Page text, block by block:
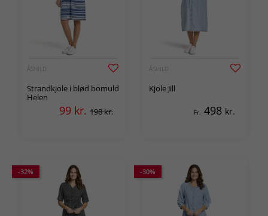
ÅSHILD
Strandkjole i blød bomuld
Helen
99 kr. 198 kr.
ÅSHILD
Kjole Jill
Fr. 498 kr.
-32% -30%